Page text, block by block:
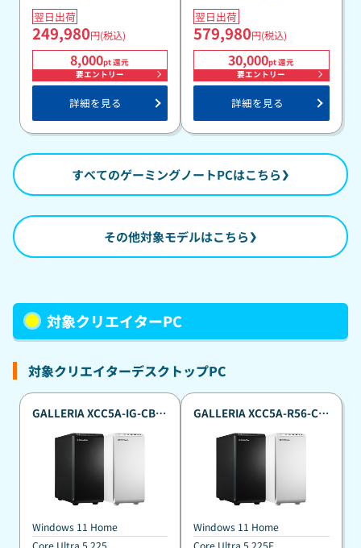
翌日出荷
249,980円(税込)
8,000pt 還元
要エントリー
詳細を見る
翌日出荷
579,980円(税込)
30,000pt 還元
要エントリー
詳細を見る
すべてのゲーミングノートPCはこちら
その他対象モデルはこちら
対象クリエイターPC
対象クリエイターデスクトップPC
GALLERIA XCC5A-IG-CB
タマイズモデル
Windows 11 Home
GALLERIA XCC5A-R56-CB
タマイズモデル
Windows 11 Home